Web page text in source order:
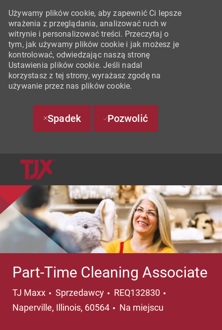
Używamy plików cookie, aby zapewnić Ci lepsze
wrażenia z przeglądania, analizować ruch w
witrynie i personalizować treści. Przeczytaj o
tym, jak używamy plików cookie i jak możesz je
kontrolować, odwiedzając naszą stronę
Ustawienia plików cookie. Jeśli nadal
korzystasz z tej strony, wyrażasz zgodę na
używanie przez nas plików cookie.
Spadek Pozwolić
Part-Time Cleaning Associate
TJ Maxx Kategoria
Sprzedawcy REQ132830
Naperville, Illinois, 60564
Na miejscu